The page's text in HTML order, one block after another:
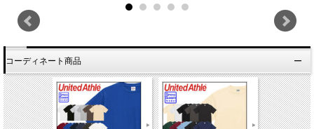
コーディネート商品